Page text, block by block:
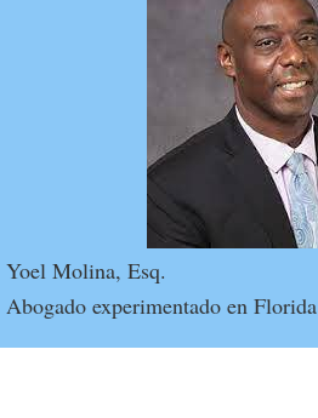
Abogado experimentado en Florida
Yoel Molina, Esq.